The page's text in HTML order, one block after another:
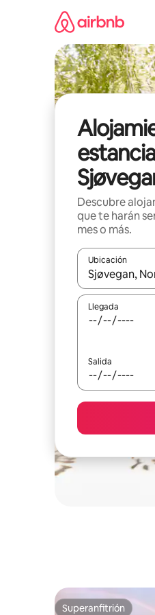
Descubre
que te harán
mes o más.
Ubicación
Cuando los
Llegada
Salida
Superanfitrión